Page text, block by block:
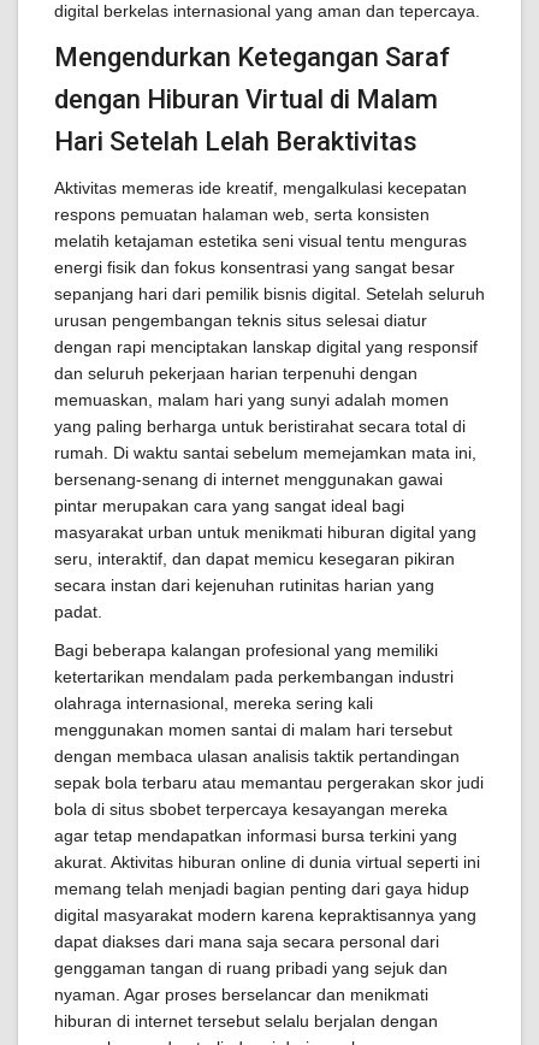
digital berkelas internasional yang aman dan tepercaya.
Mengendurkan Ketegangan Saraf
dengan Hiburan Virtual di Malam
Hari Setelah Lelah Beraktivitas
Aktivitas memeras ide kreatif, mengalkulasi kecepatan
respons pemuatan halaman web, serta konsisten
melatih ketajaman estetika seni visual tentu menguras
energi fisik dan fokus konsentrasi yang sangat besar
sepanjang hari dari pemilik bisnis digital. Setelah seluruh
urusan pengembangan teknis situs selesai diatur
dengan rapi menciptakan lanskap digital yang responsif
dan seluruh pekerjaan harian terpenuhi dengan
memuaskan, malam hari yang sunyi adalah momen
yang paling berharga untuk beristirahat secara total di
rumah. Di waktu santai sebelum memejamkan mata ini,
bersenang-senang di internet menggunakan gawai
pintar merupakan cara yang sangat ideal bagi
masyarakat urban untuk menikmati hiburan digital yang
seru, interaktif, dan dapat memicu kesegaran pikiran
secara instan dari kejenuhan rutinitas harian yang
padat.
Bagi beberapa kalangan profesional yang memiliki
ketertarikan mendalam pada perkembangan industri
olahraga internasional, mereka sering kali
menggunakan momen santai di malam hari tersebut
dengan membaca ulasan analisis taktik pertandingan
sepak bola terbaru atau memantau pergerakan skor judi
bola di situs sbobet terpercaya kesayangan mereka
agar tetap mendapatkan informasi bursa terkini yang
akurat. Aktivitas hiburan online di dunia virtual seperti ini
memang telah menjadi bagian penting dari gaya hidup
digital masyarakat modern karena kepraktisannya yang
dapat diakses dari mana saja secara personal dari
genggaman tangan di ruang pribadi yang sejuk dan
nyaman. Agar proses berselancar dan menikmati
hiburan di internet tersebut selalu berjalan dengan